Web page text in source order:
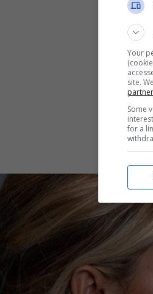
Your
site.
Some
for a